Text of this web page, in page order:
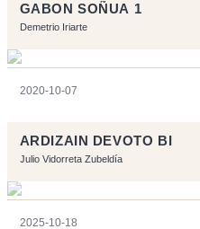
GABON SOÑUA 1
Demetrio Iriarte
2020-10-07
ARDIZAIN DEVOTO BI
Julio Vidorreta Zubeldía
2025-10-18